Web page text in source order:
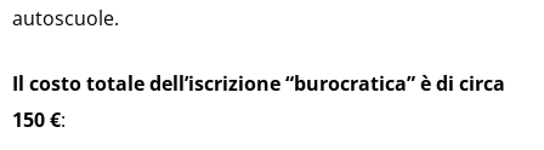
autoscuole.
Il costo totale dell’iscrizione “burocratica” è di circa
150 €: